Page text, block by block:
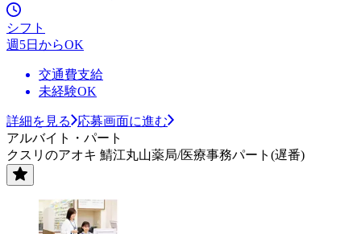
シフト
週5日からOK
交通費支給
未経験OK
詳細を見る
応募画面に進む
アルバイト・パート
クスリのアオキ 鯖江丸山薬局/医療事務パート(遅番)